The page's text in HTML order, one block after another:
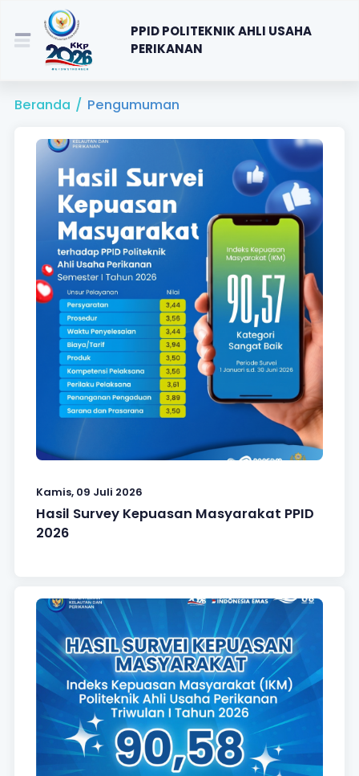
PPID POLITEKNIK AHLI USAHA
PERIKANAN
Beranda / Pengumuman
Kamis, 09 Juli 2026
Hasil Survey Kepuasan Masyarakat PPID
2026